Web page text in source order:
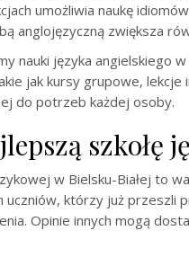
umożliwia naukę
anglojęzyczną zwiększa
nauki języka angielskiego
jak kursy grupowe,
do potrzeb każdej osoby.
szkołę
w Bielsku-Białej to
uczniów, którzy już
Opinie innych mogą